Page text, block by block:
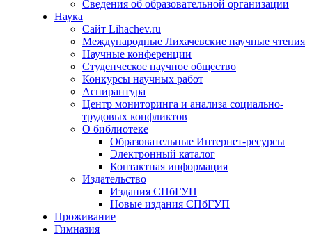
Сведения об образовательной организации
Наука
Сайт Lihachev.ru
Международные Лихачевские научные чтения
Научные конференции
Студенческое научное общество
Конкурсы научных работ
Аспирантура
Центр мониторинга и анализа социально-
трудовых конфликтов
О библиотеке
Образовательные Интернет-ресурсы
Электронный каталог
Контактная информация
Издательство
Издания СПбГУП
Новые издания СПбГУП
Проживание
Гимназия